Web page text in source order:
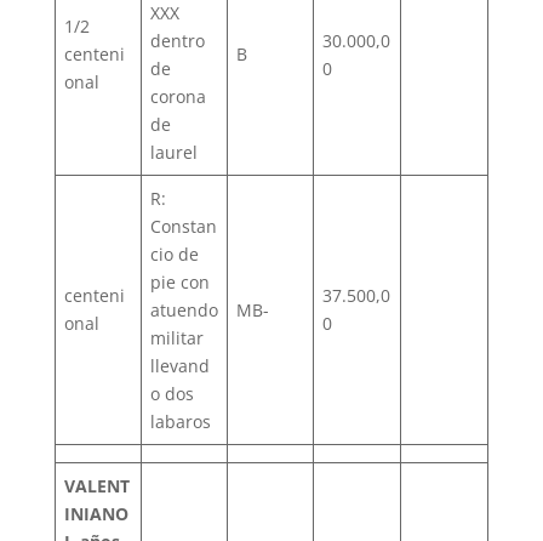
1/2
centeni
onal
XXX
dentro
de
corona
de
laurel
B
30.000,0
0
centeni
onal
R:
Constan
cio de
pie con
atuendo
militar
llevand
o dos
labaros
MB-
37.500,0
0
VALENT
INIANO